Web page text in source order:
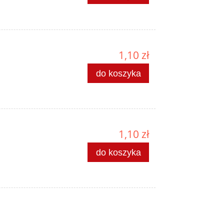
1,10 zł
do koszyka
1,10 zł
do koszyka